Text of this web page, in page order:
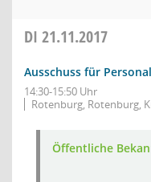
DI 21.11.2017
Ausschuss für
14:30-15:50 Uhr
Rotenburg, Rotenburg,
Öffentliche